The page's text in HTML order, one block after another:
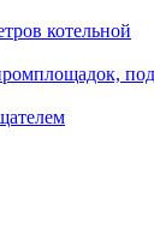
котельной